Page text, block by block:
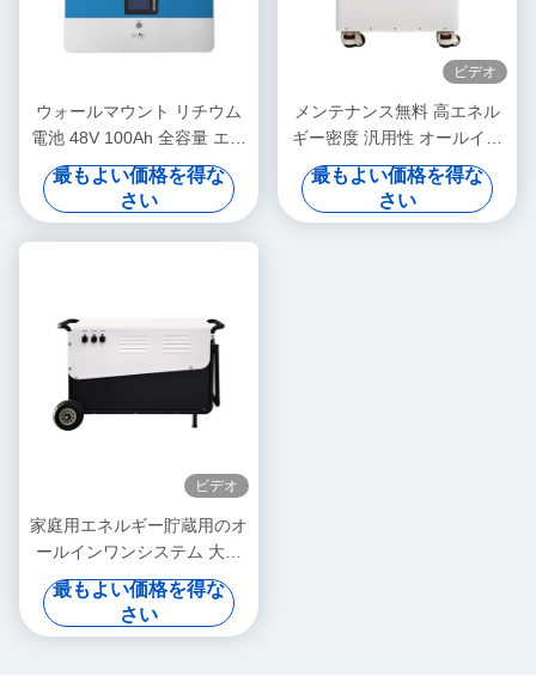
ウォールマウント リチウム
電池 48V 100Ah 全容量 エネ
ルギー貯蔵のための長サイク
ル
最もよい価格を得な
さい
ビデオ
メンテナンス無料 高エネル
ギー密度 汎用性 オールイン
ワン 家庭用エネルギー貯蔵
庫
最もよい価格を得な
さい
ビデオ
家庭用エネルギー貯蔵用のオ
ールインワンシステム 大容
量ポータブル LiFePO4 バッ
テリー
最もよい価格を得な
さい